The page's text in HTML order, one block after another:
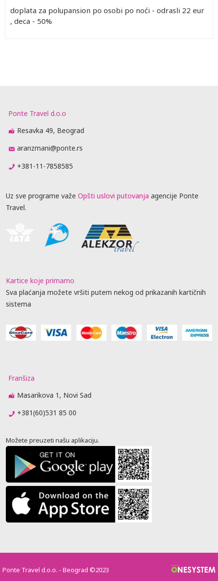
doplata za polupansion po osobi po noći - odrasli 22 eur
, deca - 50%
Ponte Travel d.o.o
Resavka 49, Beograd
aranzmani@ponte.rs
+381-11-7858585
Uz sve programe važe Opšti uslovi putovanja agencije Ponte
Travel.
Kartice koje primamo
Sva plaćanja možete vršiti putem nekog od prikazanih kartičnih
sistema
Franšiza
Masarikova 1, Novi Sad
+381(60)531 85 00
Možete preuzeti našu aplikaciju.
Ponte Travel d.o.o. - Beograd ©2023